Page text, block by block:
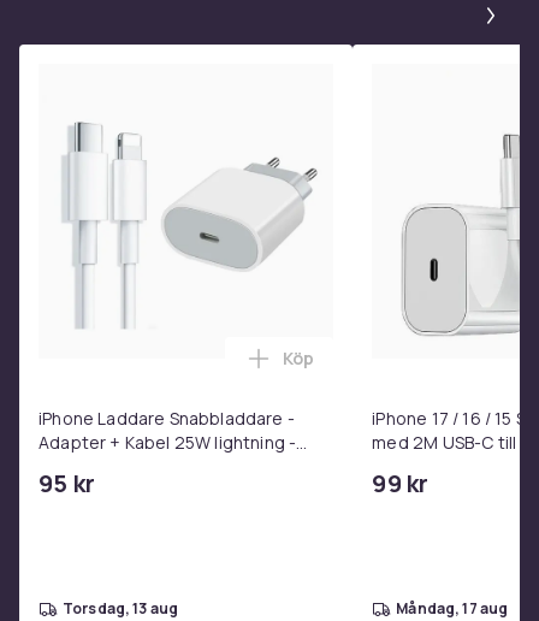
iPhone Laddare Snabbladdare -
Adapter + Kabel 25W lightning -
95 kr
Lägg till iPhone Laddare
Köp
torsdag, 13 aug
iPhone 17 / 16 / 15
med 2M USB-C till
99 kr
måndag, 17 aug